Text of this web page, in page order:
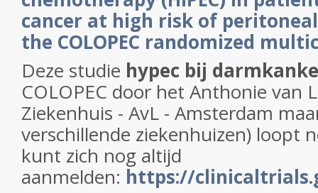
cancer at high risk of
the COLOPEC randomized
Deze studie hypec bij
COLOPEC door het Anthonie van
Ziekenhuis - AvL - Amsterdam
verschillende ziekenhuizen) loopt
kunt zich nog altijd
aanmelden: https://